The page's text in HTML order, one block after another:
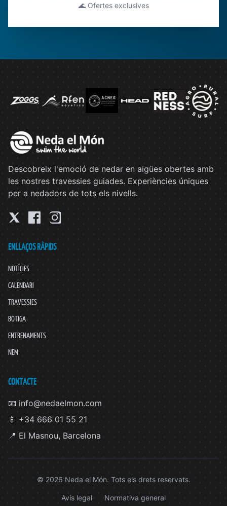
🌊 Ofertes exclusives
Descobreix l'emoció de nedar en aigües obertes amb
les nostres travessies guiades. Experiències úniques
per a nedadors de tots els nivells.
ENLLAÇOS RÀPIDS
NOTÍCIES
CALENDARI
TRAVESSIES
BOTIGA
ENTRENAMENTS
NEM
CONTACTE
📧 info@nedaelmon.com
📱 +34 666 01 55 21
📍 El Masnou, Barcelona
© 2026 Neda el Món. Tots els drets reservats.
Avís legal Normativa general